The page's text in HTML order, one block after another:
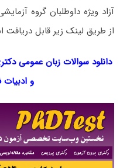
آزاد ویژه داوطلبان گروه
از طریق لینک زیر قابل
و ادبیات